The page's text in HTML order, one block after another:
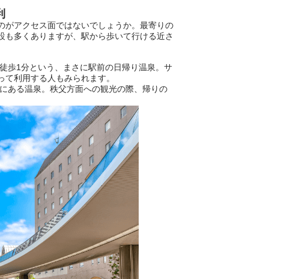
は、そんなあなたの心のつぶや
きをプロの占い師に相談するこ
おふろパス会員様なら、この特
別なひとときを「毎月10分無
料」でご利用いただけます。
お湯で体がほぐれたら、次は占
い師さんとお話しして、心もほ
ぐしてみませんか？
アクセス面ではないでしょうか。最寄りの
多くありますが、駅から歩いて行ける近さ
歩1分という、まさに駅前の日帰り温泉。サ
利用する人もみられます。
ある温泉。秩父方面への観光の際、帰りの